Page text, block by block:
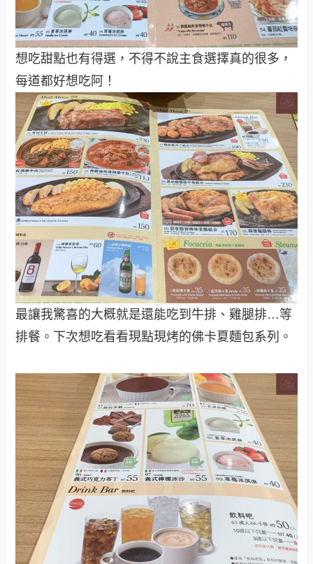
想吃甜點也有得選，不得不說主食選擇真的很多，
每道都好想吃阿！
最讓我驚喜的大概就是還能吃到牛排、雞腿排…等
排餐。下次想吃看看現點現烤的佛卡夏麵包系列。